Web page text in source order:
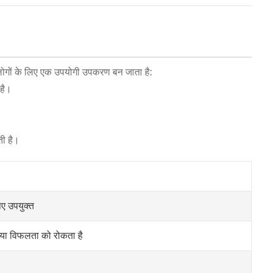
के लिए एक उपयोगी उपकरण बन जाता है:
है।
उपयुक्त
को रोकता है